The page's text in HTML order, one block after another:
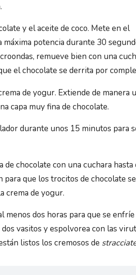
y el aceite de coco. Mete en el
potencia durante 30
remueve bien con una
el chocolate se derrita por
de yogur. Extiende de manera
capa muy fina de chocolate.
durante unos 15 minutos para
de chocolate con una cuchara
que los trocitos de chocolate se
crema de yogur.
menos dos horas para que se
vasitos y espolvorea con las
listos los cremosos de